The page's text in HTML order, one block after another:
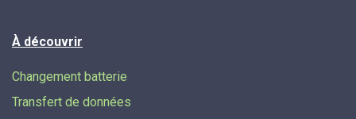
À découvrir
Changement batterie
Transfert de données​